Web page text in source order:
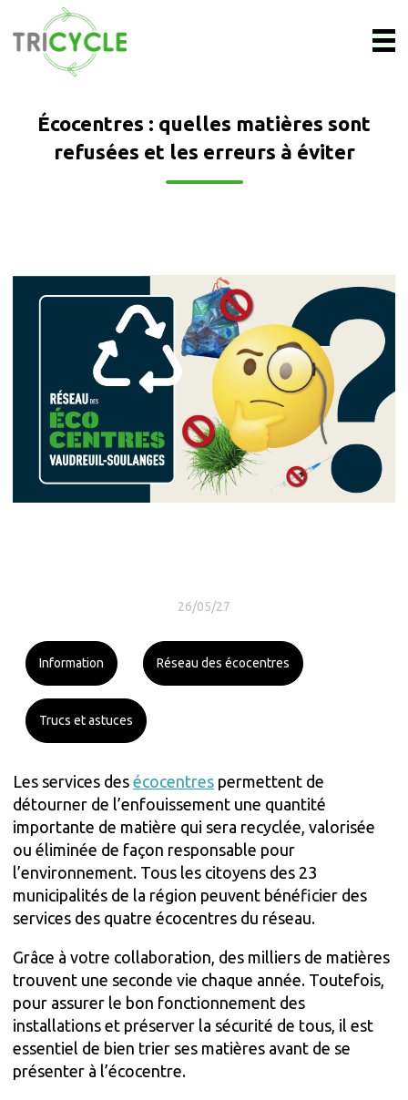
Écocentres : quelles matières sont
refusées et les erreurs à éviter
26/05/27
Information Réseau des écocentres
Trucs et astuces
Les services des écocentres permettent de
détourner de l’enfouissement une quantité
importante de matière qui sera recyclée, valorisée
ou éliminée de façon responsable pour
l’environnement. Tous les citoyens des 23
municipalités de la région peuvent bénéficier des
services des quatre écocentres du réseau.
Grâce à votre collaboration, des milliers de matières
trouvent une seconde vie chaque année. Toutefois,
pour assurer le bon fonctionnement des
installations et préserver la sécurité de tous, il est
essentiel de bien trier ses matières avant de se
présenter à l’écocentre.